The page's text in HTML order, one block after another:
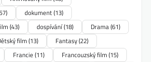
dokument(13)
(43) dospívání(18) Drama(61)
film(13) Fantasy(22)
Francie (11) Francouzský film (15)